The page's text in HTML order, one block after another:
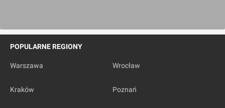
POPULARNE REGIONY
Warszawa Wrocław
Kraków Poznań